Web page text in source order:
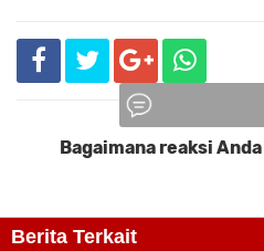
Bagaimana reaksi
Berita Terkait